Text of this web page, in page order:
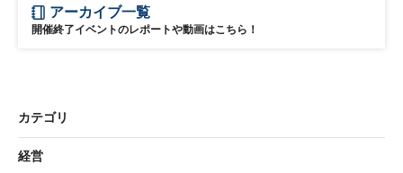
アーカイブ一覧
開催終了イベントのレポートや動画はこちら！
カテゴリ
経営